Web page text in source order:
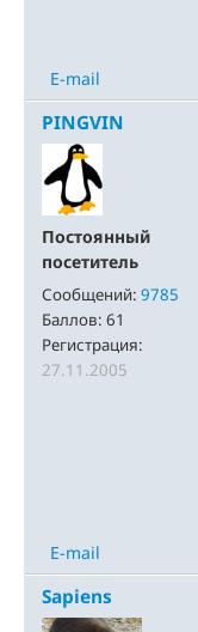
E-mail
PINGVIN
Постоянный
посетитель
Сообщений: 9785
Баллов: 61
Регистрация:
27.11.2005
E-mail
Sapiens